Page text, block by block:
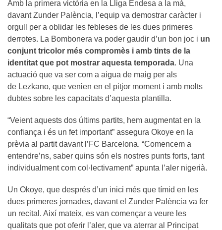
Amb la primera victòria en la Lliga Endesa a la mà,
davant Zunder Palència, l’equip va demostrar caràcter i
orgull per a oblidar les febleses de les dues primeres
derrotes. La Bombonera va poder gaudir d’un bon joc i un
conjunt tricolor més compromès i amb tints de la
identitat que pot mostrar aquesta temporada. Una
actuació que va ser com a aigua de maig per als
de Lezkano, que venien en el pitjor moment i amb molts
dubtes sobre les capacitats d’aquesta plantilla.
“Veient aquests dos últims partits, hem augmentat en la
confiança i és un fet important” assegura Okoye en la
prèvia al partit davant l’FC Barcelona. “Comencem a
entendre’ns, saber quins són els nostres punts forts, tant
individualment com col·lectivament” apunta l’aler nigerià.
Un Okoye, que després d’un inici més que tímid en les
dues primeres jornades, davant el Zunder Palència va fer
un recital. Així mateix, es van començar a veure les
qualitats que pot oferir l’aler, que va aterrar al Principat